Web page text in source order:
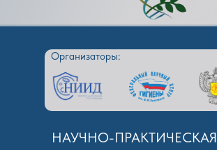
НАУЧНО-ПРАКТИЧЕСКАЯ
Организаторы: